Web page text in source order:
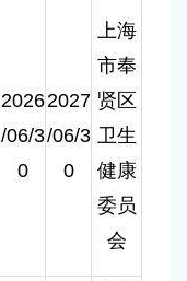
2026
/06/3
0
2027
/06/3
0
上海
市奉
贤区
卫生
健康
委员
会